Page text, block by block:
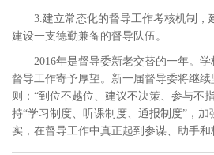
3.建立常态化的督导工作考核机制，
建设一支德勤兼备的督导队伍。
2016年是督导委新老交替的一年。
督导工作寄予厚望。新一届督导委将继
则：“到位不越位、建议不决策、参与不
持“学习制度、听课制度、通报制度”，
实，在督导工作中真正起到参谋、助手和